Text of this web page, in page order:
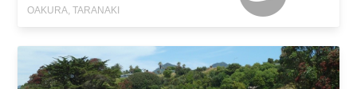
OAKURA, TARANAKI